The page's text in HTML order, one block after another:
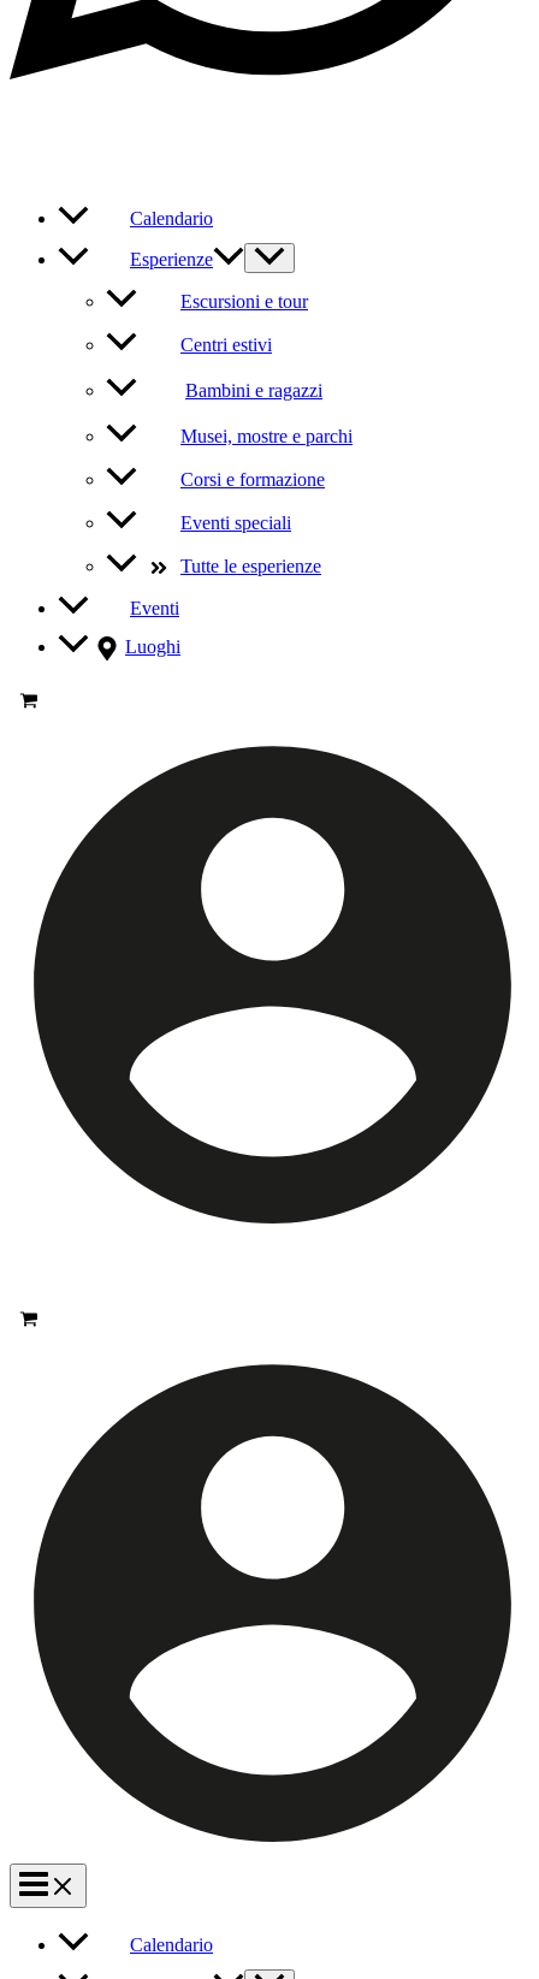
Calendario
Esperienze
Escursioni e tour
Centri estivi
Bambini e ragazzi
Musei, mostre e parchi
Corsi e formazione
Eventi speciali
Tutte le esperienze
Eventi
Luoghi
Calendario